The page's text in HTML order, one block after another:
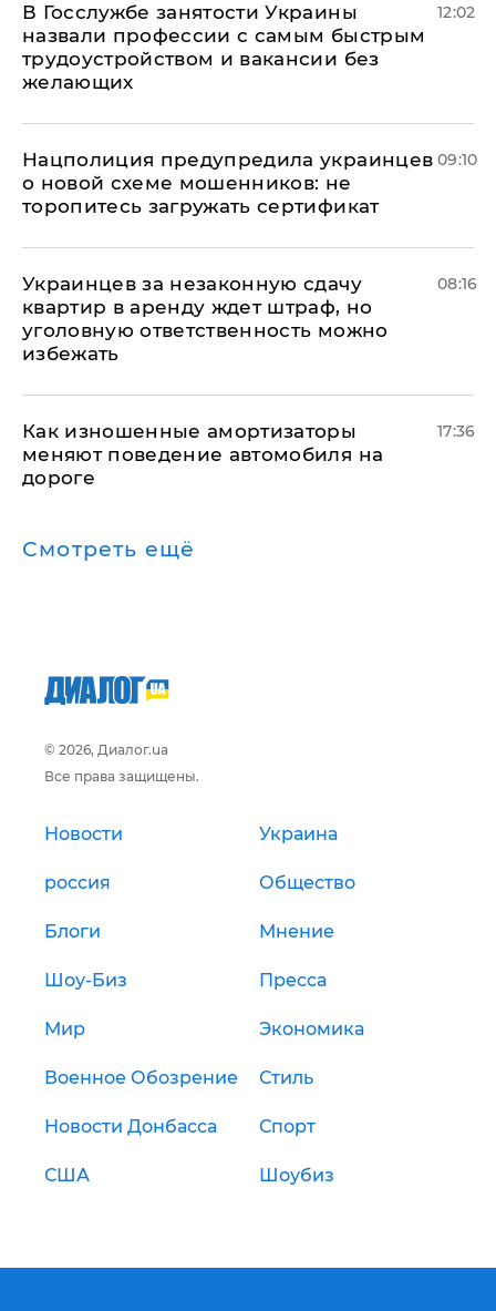
В Госслужбе занятости Украины
назвали профессии с самым быстрым
трудоустройством и вакансии без
желающих
12:02
Нацполиция предупредила украинцев
о новой схеме мошенников: не
торопитесь загружать сертификат
09:10
Украинцев за незаконную сдачу
квартир в аренду ждет штраф, но
уголовную ответственность можно
избежать
08:16
Как изношенные амортизаторы
меняют поведение автомобиля на
дороге
17:36
Смотреть ещё
© 2026, Диалог.ua
Все права защищены.
Новости Украина
россия Общество
Блоги Мнение
Шоу-Биз Пресса
Мир Экономика
Военное Обозрение Стиль
Новости Донбасса Спорт
США Шоубиз